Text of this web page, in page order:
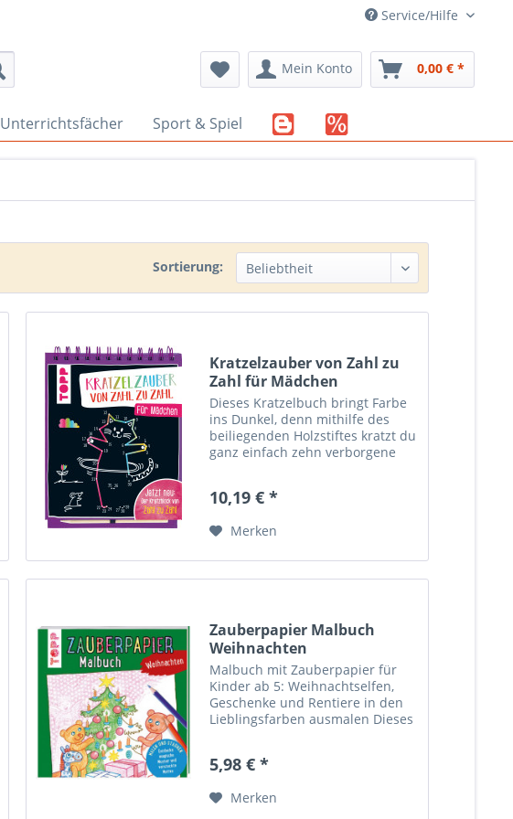
Service/Hilfe
Mein Konto 0,00 € *
Unterrichtsfächer Sport & Spiel
Sortierung:
Kratzelzauber von Zahl zu
Zahl für Mädchen
Dieses Kratzelbuch bringt Farbe
ins Dunkel, denn mithilfe des
beiliegenden Holzstiftes kratzt du
ganz einfach zehn verborgene
gefragt! Verbinde die Zahlen in
10,19 € *
Merken
Zauberpapier Malbuch
Weihnachten
Malbuch mit Zauberpapier für
Kinder ab 5: Weihnachtselfen,
Geschenke und Rentiere in den
Lieblingsfarben ausmalen Dieses
beim Ausmalen unsichtbare
5,98 € *
Merken